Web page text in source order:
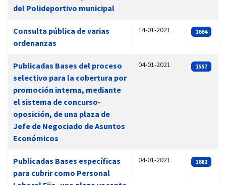
del Polideportivo municipal
Consulta pública de varias
ordenanzas
14-01-2021 1664
Publicadas Bases del proceso
selectivo para la cobertura por
promoción interna, mediante
el sistema de concurso-
oposición, de una plaza de
Jefe de Negociado de Asuntos
Económicos
04-01-2021 1557
Publicadas Bases específicas
para cubrir como Personal
04-01-2021 1682